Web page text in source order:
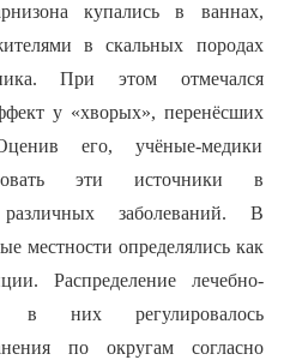
купались в ваннах,
в скальных породах
При этом отмечался
у «хворых», перенёсших
его, учёные-медики
эти источники в
заболеваний. В
местности определялись как
Распределение лечебно-
в них регулировалось
по округам согласно